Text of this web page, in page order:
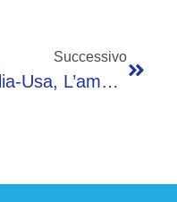
Successivo
Italia-Usa, L’ambasciatore Fertitta: “Meloni Ha Fatto Un Lavoro Eccellente”